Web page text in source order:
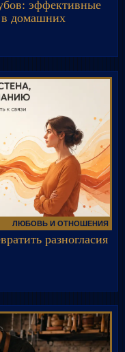
эффективные
в домашних
ЛЮБОВЬ И ОТНОШЕНИЯ
разногласия